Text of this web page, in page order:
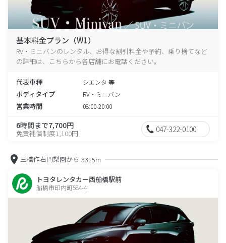
基本料金プラン（W1）
RV・ミニバンのレンタル、お得な割引料金や予約、乗り捨てなど
の詳細は、こちらから各店舗にお電話ください。
代表車種 シエンタ 等
ボディタイプ RV・ミニバン
営業時間 08:00-20:00
6時間まで7,700円
免責補償制度1,100円 047-322-0100
三橋作右門梨園から 3315m
トヨタレンタカー西船橋駅前
船橋市印内町584-4